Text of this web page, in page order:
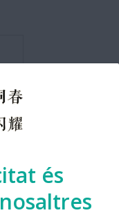
és